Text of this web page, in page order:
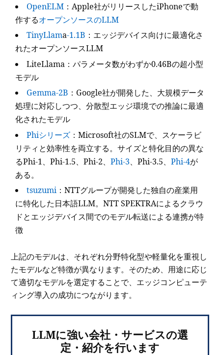
OpenELM ：Apple社がリリースしたiPhoneで動
作するオープンソースのLLM
TinyLlama-1.1B ：エッジデバイス向けに最適化さ
れたオープンソースLLM
LiteLlama：パラメータ数がわずか0.46Bの超小型
モデル
Gemma-2B ：Google社が開発した、大規模データ
処理に対応しつつ、分散型エッジ環境での推論に最適
化されたモデル
Phiシリーズ ：Microsoft社のSLMで、スケーラビ
リティと効率性を両立する。サイズと特化目的の異な
るPhi-1、Phi-1.5、Phi-2、Phi-3、Phi-3.5、Phi-4が
ある。
tsuzumi ：NTTグループが開発した独自の産業用
に特化した日本語LLM。NTT SPEKTRAによるクラウ
ドとエッジデバイス間でのモデル転送による連携が特
徴
上記のモデルは、それぞれ分野特化型や軽量化を重視し
たモデルなど特徴が異なります。そのため、用途に応じ
て適切なモデルを選定することで、エッジコンピューテ
ィング導入の成功につながります。
LLMに強い会社・サービスの選
定・紹介を行います